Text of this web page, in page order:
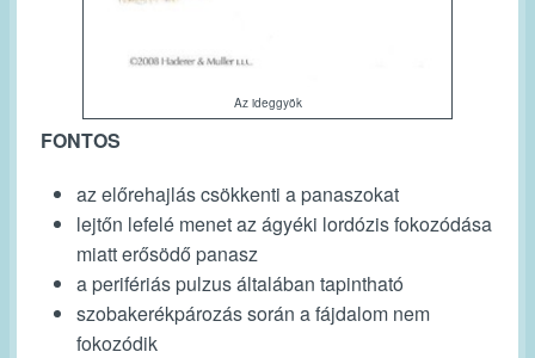
Az ideggyök
FONTOS
az előrehajlás csökkenti a panaszokat
lejtőn lefelé menet az ágyéki lordózis fokozódása
miatt erősödő panasz
a perifériás pulzus általában tapintható
szobakerékpározás során a fájdalom nem
fokozódik